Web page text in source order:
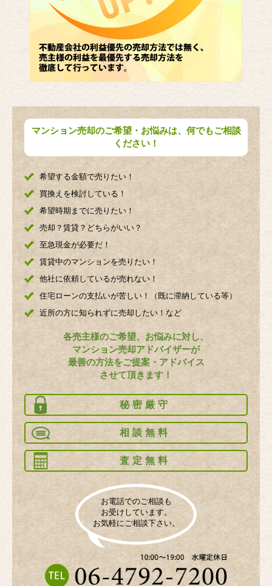
マンション売却のご希望・お悩みは、何でもご相談
ください！
希望する金額で売りたい！
買換えを検討している！
希望時期までに売りたい！
売却？賃貸？どちらがいい？
至急現金が必要だ！
賃貸中のマンションを売りたい！
他社に依頼しているが売れない！
住宅ローンの支払いが苦しい！（既に滞納している等）
近所の方に知られずに売却したい！など
各売主様のご希望、お悩みに対し、
マンション売却アドバイザーが
最善の方法をご提案・アドバイス
させて頂きます！
秘密厳守
相談無料
査定無料
お電話でのご相談も
お受けしています。
お気軽にご相談下さい。